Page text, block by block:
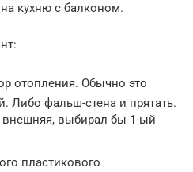
кухню с балконом.
отопления. Обычно это
Либо фальш-стена и прятать.
внешняя, выбирал бы 1-ый
пластикового